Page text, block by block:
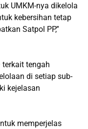
UMKM-nya dikelola
kebersihan tetap
Satpol PP,”
terkait tengah
di setiap sub-
kejelasan
memperjelas